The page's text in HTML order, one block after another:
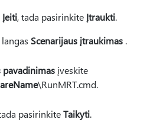
Įeiti, tada pasirinkite Įtraukti.
Scenarijaus įtraukimas .
pavadinimas įveskite
\RunMRT.cmd.
pasirinkiteTaikyti.